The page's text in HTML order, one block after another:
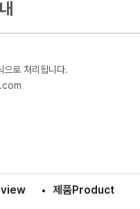
으로 처리됩니다.
제품Product